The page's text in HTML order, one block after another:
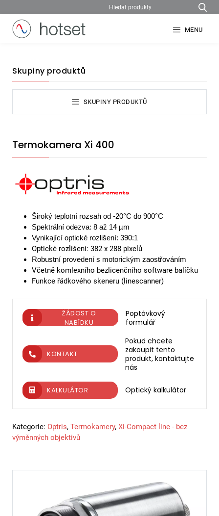
MENU
Skupiny produktů
SKUPINY PRODUKTŮ
Termokamera Xi 400
Široký teplotní rozsah od -20°C do 900°C
Spektrální odezva: 8 až 14 µm
Vynikající optické rozlišení: 390:1
Optické rozlišení: 382 x 288 pixelů
Robustní provedení s motorickým zaostřováním
Včetně komlexního bezlicenčního software balíčku
Funkce řádkového skeneru (linescanner)
Poptávkový
formulář
ŽÁDOST O
NABÍDKU
Pokud chcete
zakoupit tento
produkt, kontaktujte
nás
KONTAKT
Optický kalkulátor
KALKULÁTOR
Kategorie: Optris, Termokamery, Xi-Compact line - bez
výměnných objektivů